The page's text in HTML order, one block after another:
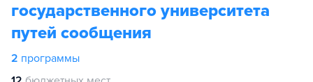
государственного университета
путей сообщения
2 программы